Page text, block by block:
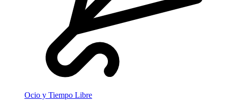
Ocio y Tiempo Libre